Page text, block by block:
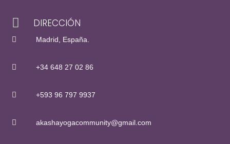
 DIRECCIÓN
 Madrid, España.
 +34 648 27 02 86
 +593 96 797 9937
 akashayogacommunity@gmail.com